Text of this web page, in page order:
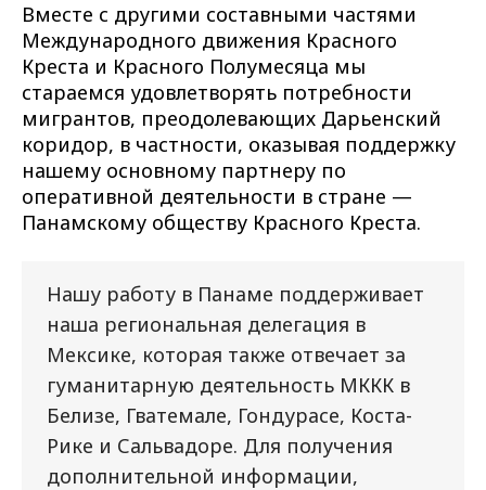
Вместе с другими составными частями
Международного движения Красного
Креста и Красного Полумесяца мы
стараемся удовлетворять потребности
мигрантов, преодолевающих Дарьенский
коридор, в частности, оказывая поддержку
нашему основному партнеру по
оперативной деятельности в стране —
Панамскому обществу Красного Креста.
Нашу работу в Панаме поддерживает
наша региональная делегация в
Мексике, которая также отвечает за
гуманитарную деятельность МККК в
Белизе, Гватемале, Гондурасе, Коста-
Рике и Сальвадоре. Для получения
дополнительной информации,